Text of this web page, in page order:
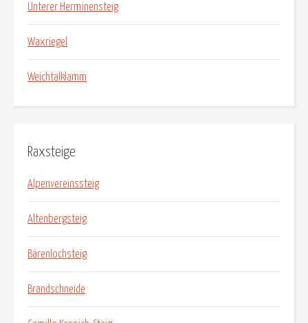
Unterer Herminensteig
Waxriegel
Weichtalklamm
Raxsteige
Alpenvereinssteig
Altenbergsteig
Bärenlochsteig
Brandschneide